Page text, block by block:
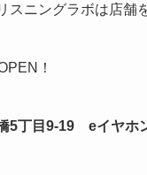
スニングラボは店舗
！
5丁目9-19 eイヤホ